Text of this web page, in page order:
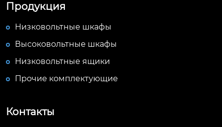
Продукция
Низковольтные шкафы
Высоковольтные шкафы
Низковольтные ящики
Прочие комплектующие
Контакты